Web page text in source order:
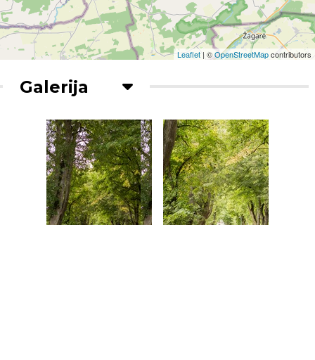
Leaflet | ©OpenStreetMapcontributors
Galerija